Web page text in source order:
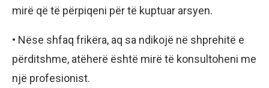
mirë që të përpiqeni për të kuptuar arsyen.
• Nëse shfaq frikëra, aq sa ndikojë në shprehitë e
përditshme, atëherë është mirë të konsultoheni me
një profesionist.